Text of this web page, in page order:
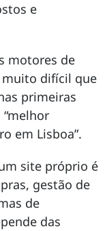
e
motores de
muito difícil que
primeiras
em Lisboa”.
site próprio é
gestão de
de
das